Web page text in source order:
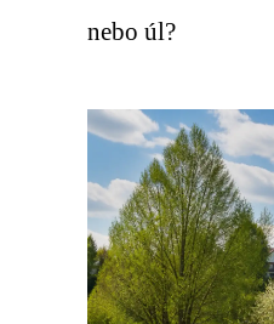
nebo úl?